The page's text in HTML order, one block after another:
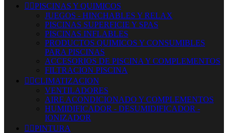
 PISCINAS Y QUIMICOS
JUEGOS - HINCHABLES Y RELAX
PISCINAS SUPERFICIE Y SPAS
PISCINAS INFLABLES
PRODUCTOS QUIMICOS Y CONSUMIBLES
PARA PISCINAS
ACCESORIOS DE PISCINA Y COMPLEMENTOS
FILTRACION PISCINA
 CLIMATIZACION
VENTILADORES
AIRE ACONDICIONADO Y COMPLEMENTOS
HUMIDIFICADOR - DESUMIDIFICADOR -
IONIZADOR
 PINTURA